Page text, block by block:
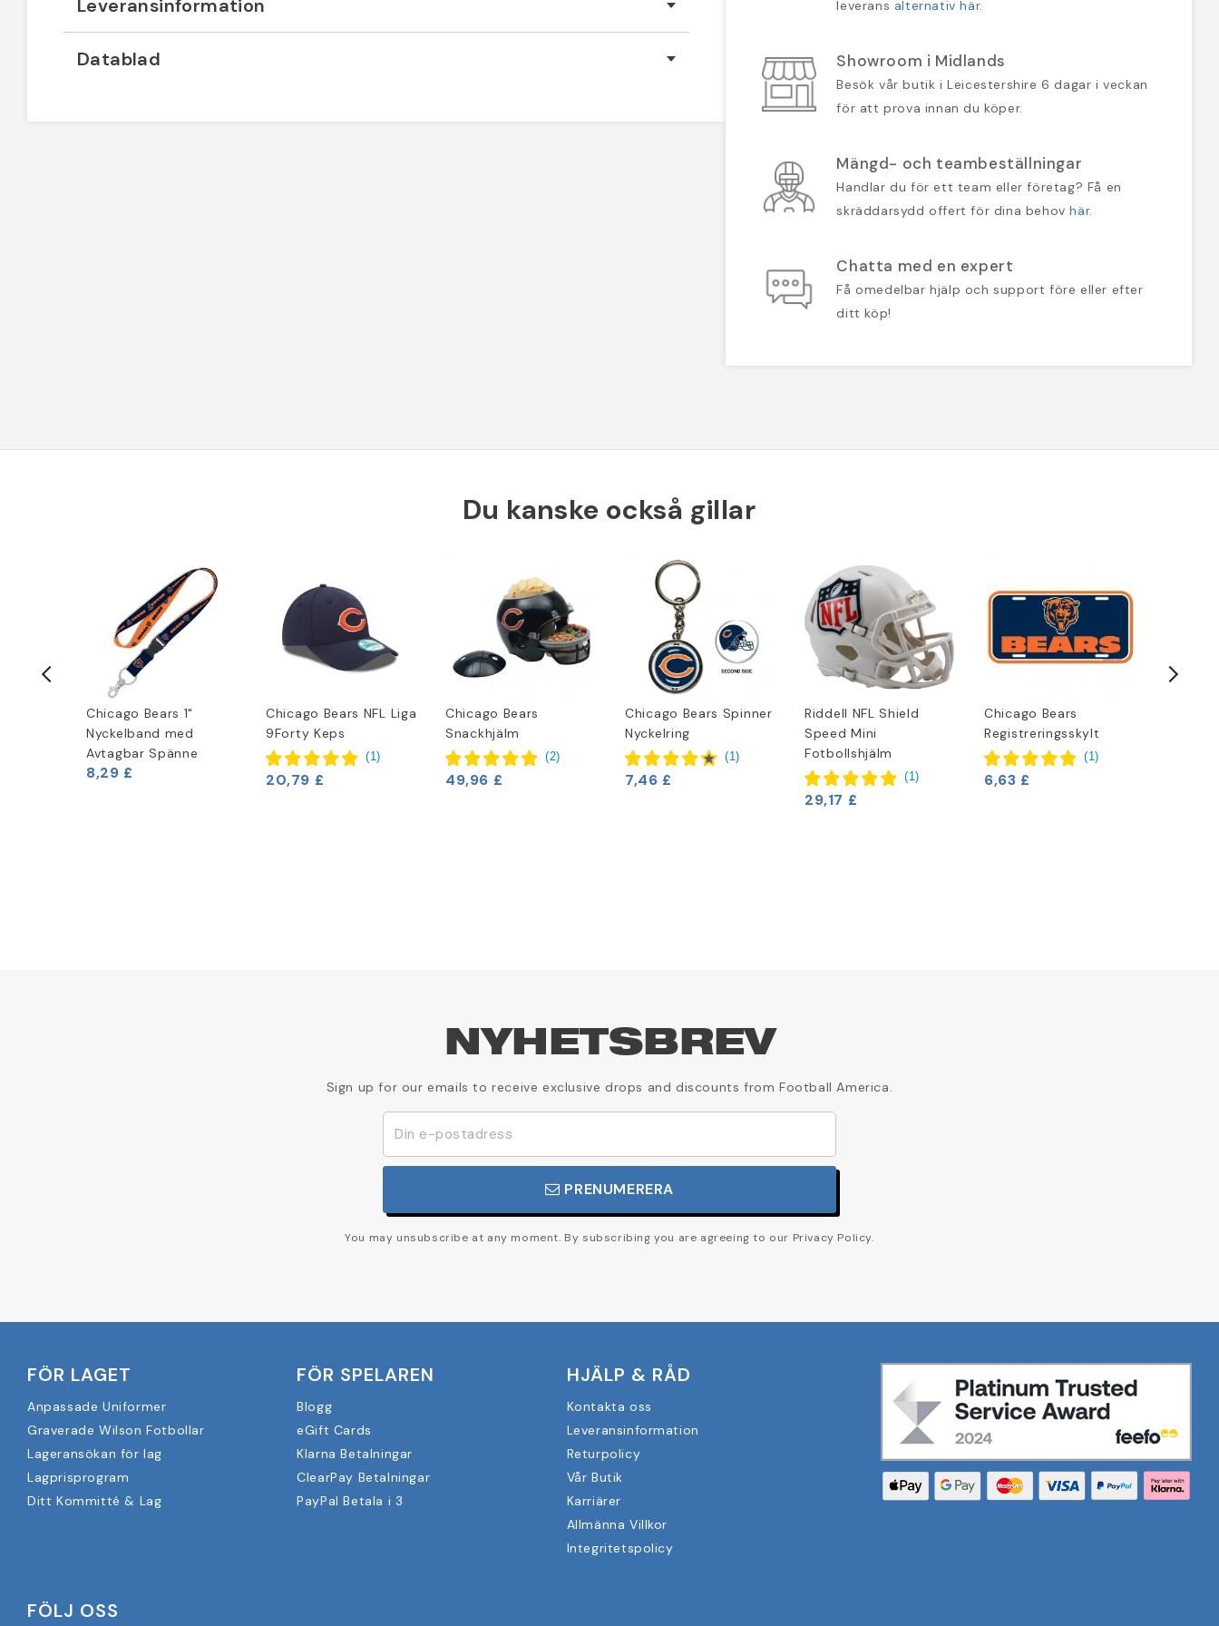
Leveransinformation
Datablad
leverans alternativ här.
Showroom i Midlands
Besök vår butik i Leicestershire 6 dagar i veckan
för att prova innan du köper.
Mängd- och teambeställningar
Handlar du för ett team eller företag? Få en
skräddarsydd offert för dina behovhär.
Chatta med en expert
Få omedelbar hjälp och support före eller efter
ditt köp!
Du kanske också gillar
Chicago Bears 1"
Nyckelband med
Avtagbar Spänne
8,29 £
Chicago Bears NFL Liga
9Forty Keps
(1)
20,79 £
Chicago Bears
Snackhjälm
(2)
49,96 £
Chicago Bears Spinner
Nyckelring
(1)
7,46 £
Riddell NFL Shield
Speed Mini
Fotbollshjälm
(1)
29,17 £
Chicago Bears
Registreringsskylt
(1)
6,63 £
NYHETSBREV
Sign up for our emails to receive exclusive drops and discounts from Football America.
PRENUMERERA
You may unsubscribe at any moment. By subscribing you are agreeing to our Privacy Policy.
FÖR LAGET
Anpassade Uniformer
Graverade Wilson Fotbollar
Lageransökan för lag
Lagprisprogram
Ditt Kommitté & Lag
FÖR SPELAREN
Blogg
eGift Cards
Klarna Betalningar
ClearPay Betalningar
PayPal Betala i 3
HJÄLP & RÅD
Kontakta oss
Leveransinformation
Returpolicy
Vår Butik
Karriärer
Allmänna Villkor
Integritetspolicy
FÖLJ OSS